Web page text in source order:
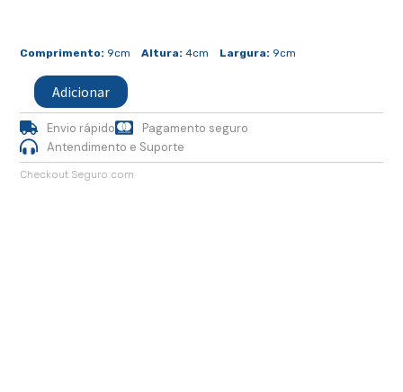
Comprimento: 9cm Altura: 4cm Largura: 9cm
Conjunto
Base
Copos
Quadrada
Ondas
Adicionar
Envio rápido
Pagamento seguro
Antendimento e Suporte
Checkout Seguro com